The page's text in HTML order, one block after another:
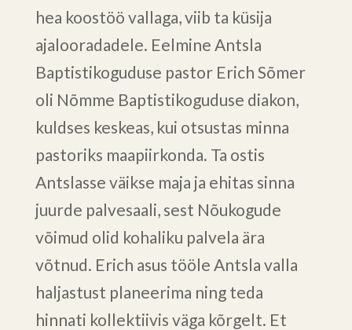
hea koostöö vallaga, viib ta küsija
ajalooradadele. Eelmine Antsla
Baptistikoguduse pastor Erich Sõmer
oli Nõmme Baptistikoguduse diakon,
kuldses keskeas, kui otsustas minna
pastoriks maapiirkonda. Ta ostis
Antslasse väikse maja ja ehitas sinna
juurde palvesaali, sest Nõukogude
võimud olid kohaliku palvela ära
võtnud. Erich asus tööle Antsla valla
haljastust planeerima ning teda
hinnati kollektiivis väga kõrgelt. Et